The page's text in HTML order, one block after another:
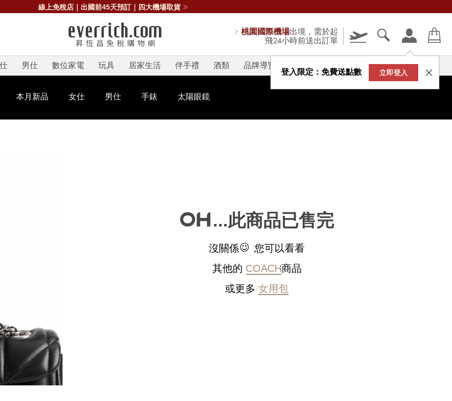
線上免稅店｜出國前45天預訂｜四大機場取貨
桃園國際機場出境，需於起
飛24小時前送出訂單
登入限定：免費送點數 立即登入
男仕 數位家電 玩具 居家生活 伴手禮 酒類 品牌導覽 V-STORY
本月新品 女仕 男仕 手錶 太陽眼鏡
...此商品已售完
沒關係
您可以看看
其他的 COACH商品
或更多 女用包